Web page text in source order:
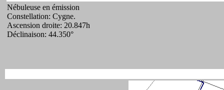
Nébuleuse en émission
Constellation: Cygne.
Ascension droite: 20.847h
Déclinaison: 44.350°